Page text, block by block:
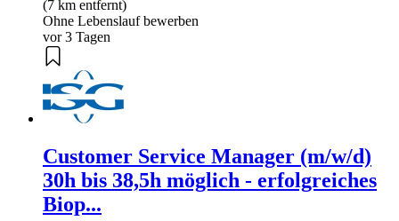
(7 km entfernt)
Ohne Lebenslauf bewerben
vor 3 Tagen
Customer Service Manager (m/w/d)
30h bis 38,5h möglich - erfolgreiches
Biop...